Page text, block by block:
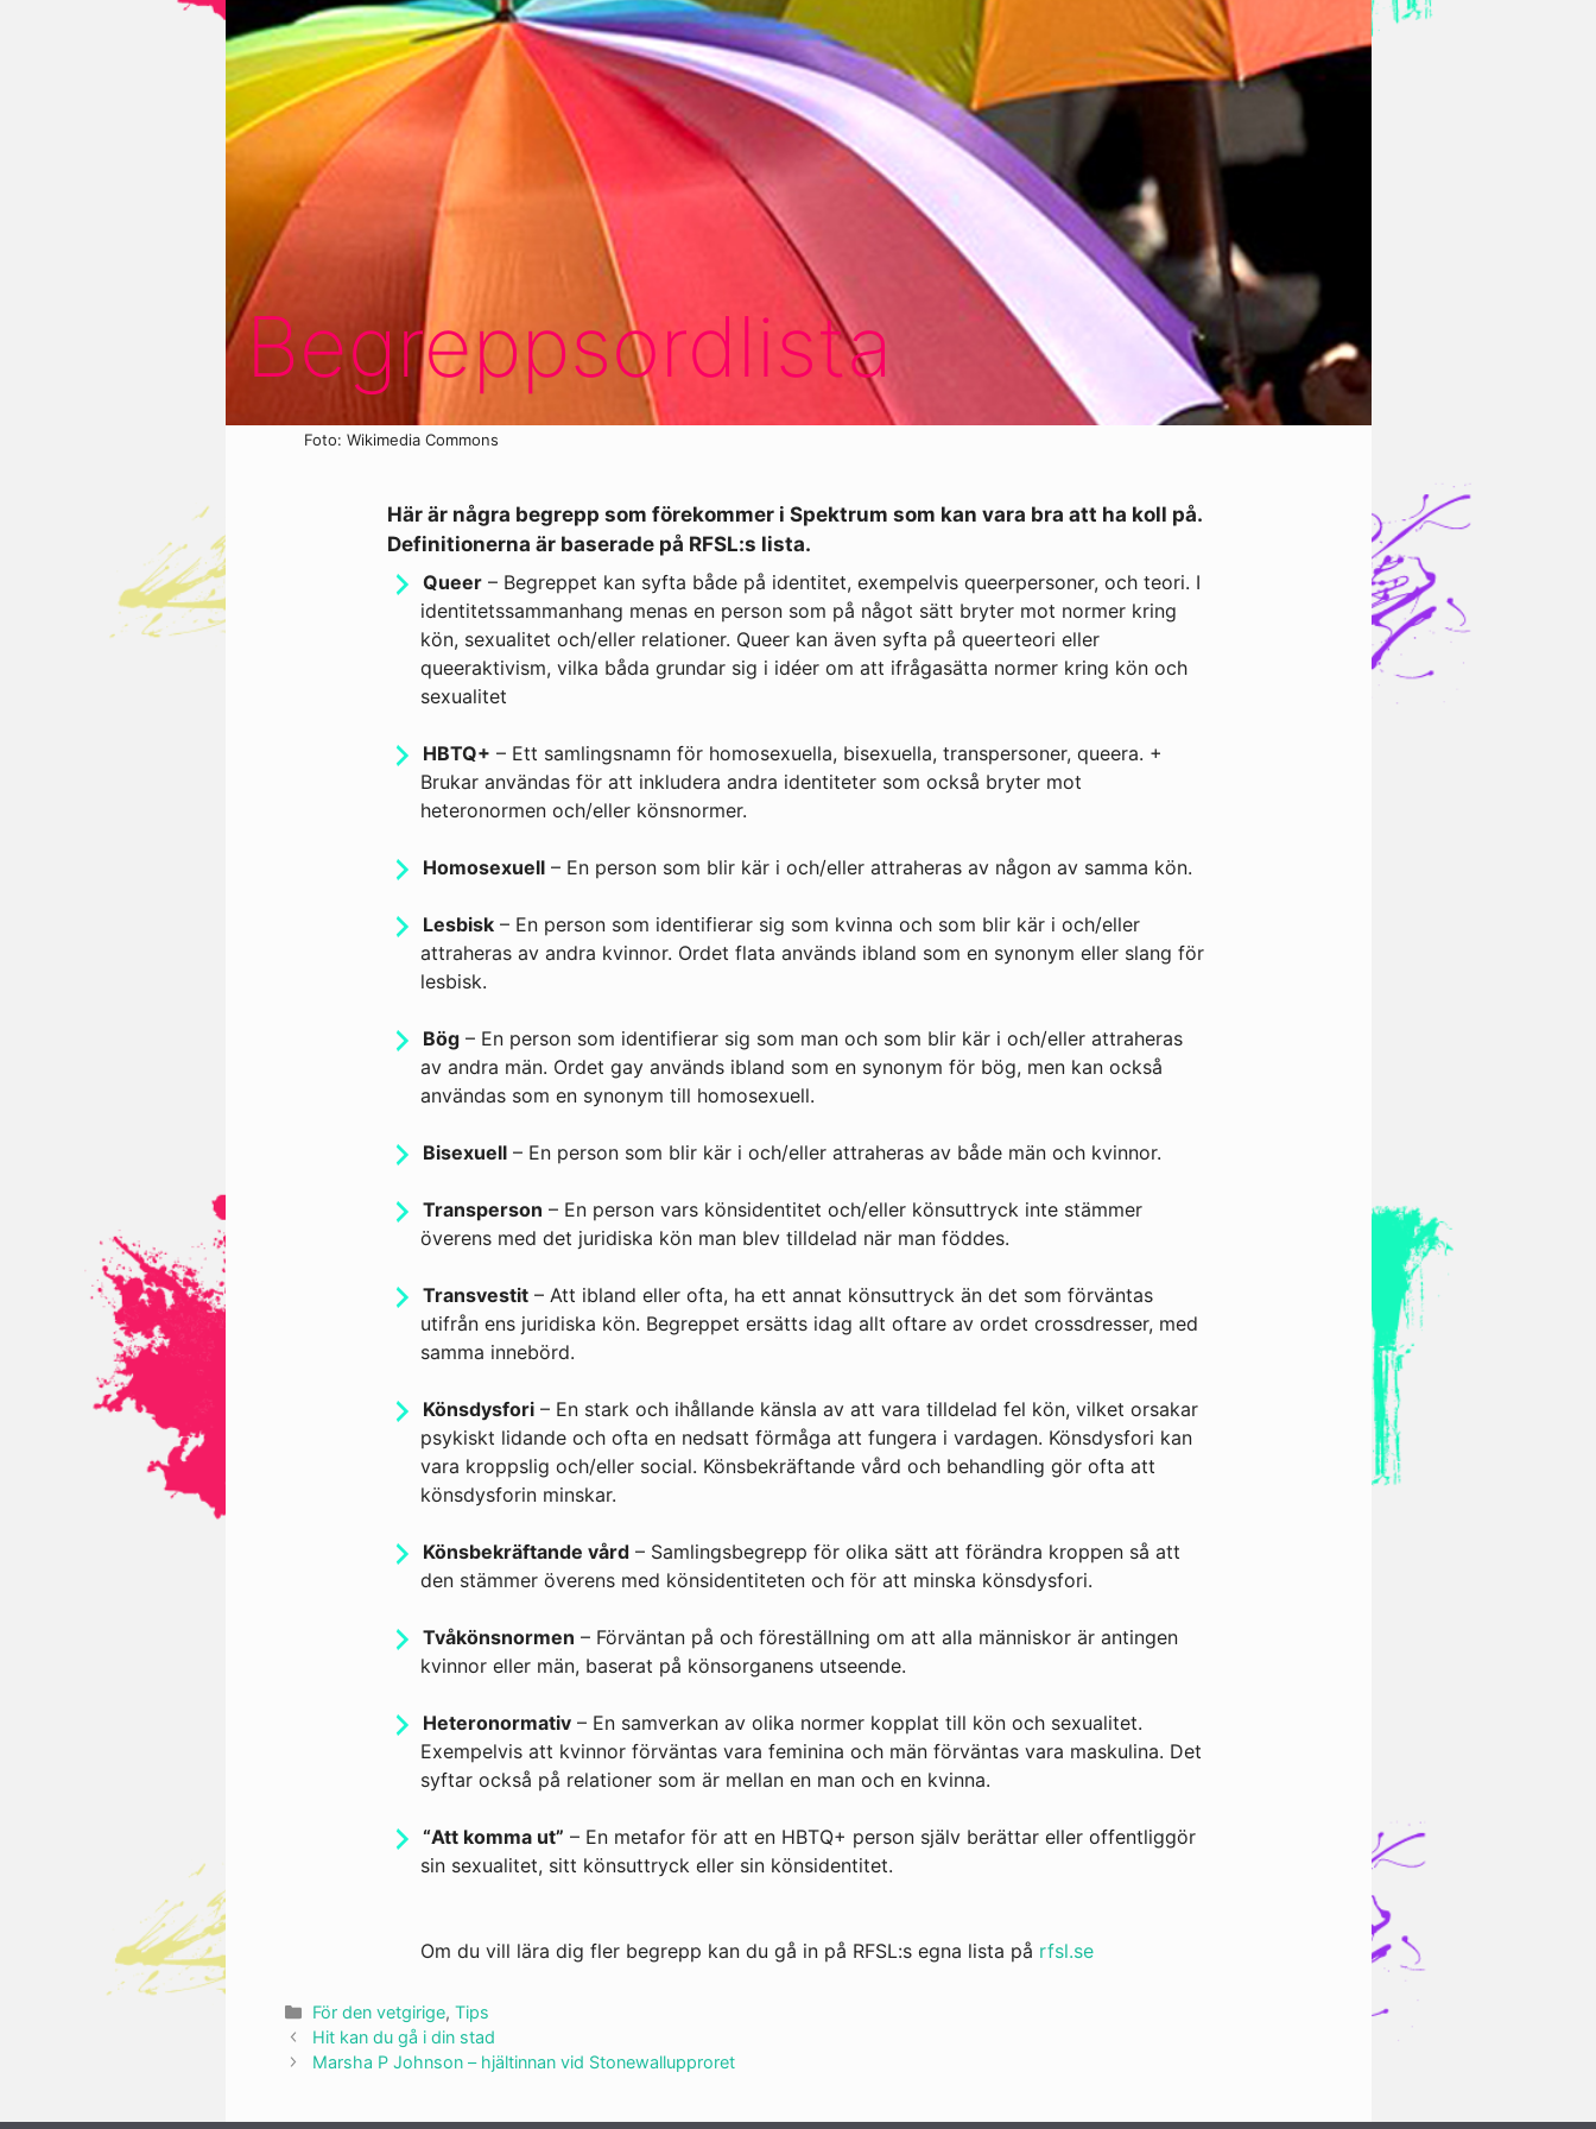
Begreppsordlista
Foto: Wikimedia Commons
Här är några begrepp som förekommer i Spektrum som kan vara bra att ha koll på.
Definitionerna är baserade på RFSL:s lista.
Queer – Begreppet kan syfta både på identitet, exempelvis queerpersoner, och teori. I
identitetssammanhang menas en person som på något sätt bryter mot normer kring
kön, sexualitet och/eller relationer. Queer kan även syfta på queerteori eller
queeraktivism, vilka båda grundar sig i idéer om att ifrågasätta normer kring kön och
sexualitet
HBTQ+ – Ett samlingsnamn för homosexuella, bisexuella, transpersoner, queera. +
Brukar användas för att inkludera andra identiteter som också bryter mot
heteronormen och/eller könsnormer.
Homosexuell – En person som blir kär i och/eller attraheras av någon av samma kön.
Lesbisk – En person som identifierar sig som kvinna och som blir kär i och/eller
attraheras av andra kvinnor. Ordet flata används ibland som en synonym eller slang för
lesbisk.
Bög – En person som identifierar sig som man och som blir kär i och/eller attraheras
av andra män. Ordet gay används ibland som en synonym för bög, men kan också
användas som en synonym till homosexuell.
Bisexuell – En person som blir kär i och/eller attraheras av både män och kvinnor.
Transperson – En person vars könsidentitet och/eller könsuttryck inte stämmer
överens med det juridiska kön man blev tilldelad när man föddes.
Transvestit – Att ibland eller ofta, ha ett annat könsuttryck än det som förväntas
utifrån ens juridiska kön. Begreppet ersätts idag allt oftare av ordet crossdresser, med
samma innebörd.
Könsdysfori – En stark och ihållande känsla av att vara tilldelad fel kön, vilket orsakar
psykiskt lidande och ofta en nedsatt förmåga att fungera i vardagen. Könsdysfori kan
vara kroppslig och/eller social. Könsbekräftande vård och behandling gör ofta att
könsdysforin minskar.
Könsbekräftande vård – Samlingsbegrepp för olika sätt att förändra kroppen så att
den stämmer överens med könsidentiteten och för att minska könsdysfori.
Tvåkönsnormen – Förväntan på och föreställning om att alla människor är antingen
kvinnor eller män, baserat på könsorganens utseende.
Heteronormativ – En samverkan av olika normer kopplat till kön och sexualitet.
Exempelvis att kvinnor förväntas vara feminina och män förväntas vara maskulina. Det
syftar också på relationer som är mellan en man och en kvinna.
“Att komma ut” – En metafor för att en HBTQ+ person själv berättar eller offentliggör
sin sexualitet, sitt könsuttryck eller sin könsidentitet.
Om du vill lära dig fler begrepp kan du gå in på RFSL:s egna lista på rfsl.se
Kategorier
För den vetgirige, Tips
Hit kan du gå i din stad
Marsha P Johnson – hjältinnan vid Stonewallupproret